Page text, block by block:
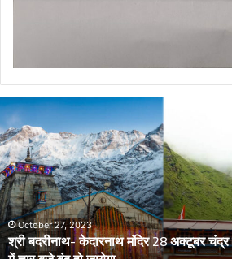
डेंगू
और
चिकनगुनिया
को
लेकर
स्वास्थ्य
विभाग
का
अर्लटApril 29, 2024